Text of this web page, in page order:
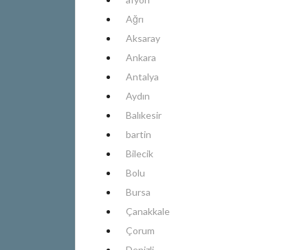
Ağrı
Aksaray
Ankara
Antalya
Aydın
Balıkesir
bartin
Bilecik
Bolu
Bursa
Çanakkale
Çorum